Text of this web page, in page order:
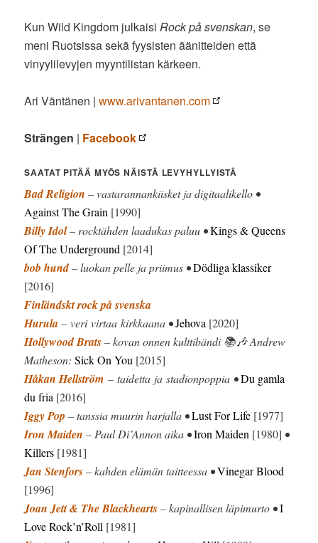
Kun Wild Kingdom julkaisiRock på svenskan, se
meni Ruotsissa sekä fyysisten äänitteiden että
vinyylilevyjen myyntilistan kärkeen.
Ari Väntänen |www.arivantanen.com
Strängen | Facebook
SAATAT PITÄÄ MYÖS NÄISTÄ LEVYHYLLYISTÄ
Bad Religion – vastarannankiisket ja digitaalikello •
Against The Grain [1990]
Billy Idol– rocktähden laadukas paluu •Kings & Queens
Of The Underground [2014]
bob hund– luokan pelle ja priimus •Dödliga klassiker
[2016]
Finländskt rock på svenska
Hurula– veri virtaa kirkkaana •Jehova [2020]
Hollywood Brats– kovan onnen kulttibändi 📚🎶 Andrew
Matheson:Sick On You [2015]
Håkan Hellström – taidetta ja stadionpoppia •Du gamla
du fria [2016]
Iggy Pop – tanssia muurin harjalla •Lust For Life [1977]
Iron Maiden – Paul Di’Annon aika •Iron Maiden [1980] •
Killers [1981]
Jan Stenfors– kahden elämän taitteessa •Vinegar Blood
[1996]
Joan Jett & The Blackhearts– kapinallisen läpimurto •I
Love Rock’n’Roll [1981]